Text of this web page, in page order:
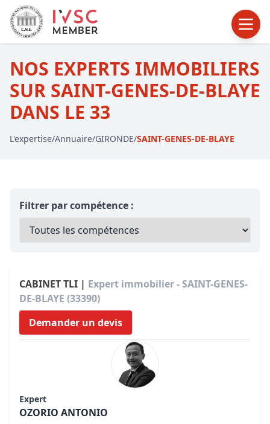
NOS EXPERTS IMMOBILIERS
SUR SAINT-GENES-DE-BLAYE
DANS LE 33
L'expertise/Annuaire/GIRONDE/SAINT-GENES-DE-BLAYE
Filtrer par compétence :
CABINET TLI | Expert immobilier - SAINT-GENES-
DE-BLAYE (33390)
Demander un devis
Expert
OZORIO ANTONIO